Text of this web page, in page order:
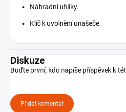
Náhradní uhlíky.
Klíč k uvolnění unašeče.
Diskuze
Buďte první, kdo napíše příspěvek k
Přidat komentář